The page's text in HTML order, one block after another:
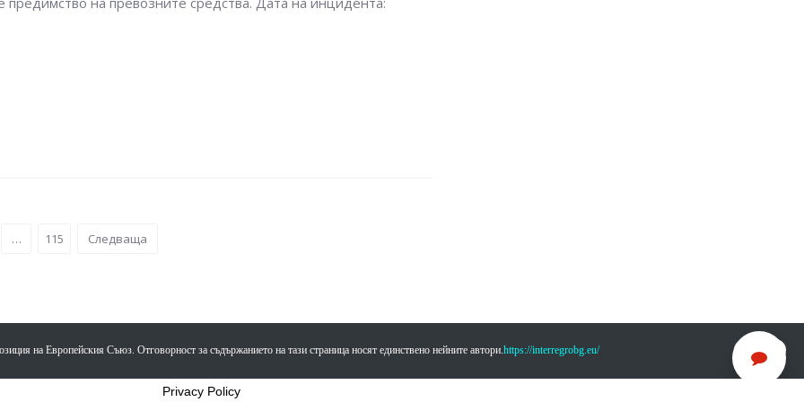
… 115 Следваща
на Европейския Съюз. Отговорност за съдържанието на тази страница носят единствено нейните автори.https://interregrobg.eu/
Privacy Policy